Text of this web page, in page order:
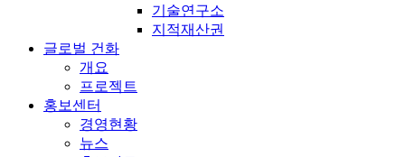
기술연구소
지적재산권
글로벌 건화
개요
프로젝트
홍보센터
경영현황
뉴스